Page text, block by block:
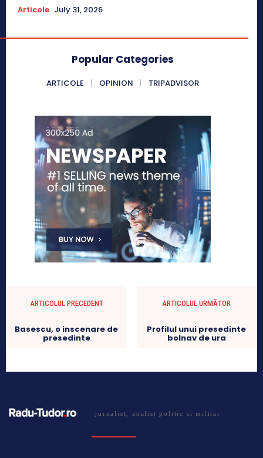
Articole July 31, 2026
Popular Categories
ARTICOLE OPINION TRIPADVISOR
ARTICOLUL PRECEDENT
Basescu, o inscenare de
presedinte
ARTICOLUL URMĂTOR
Profilul unui presedinte
bolnav de ura
jurnalist, analist politic si militar